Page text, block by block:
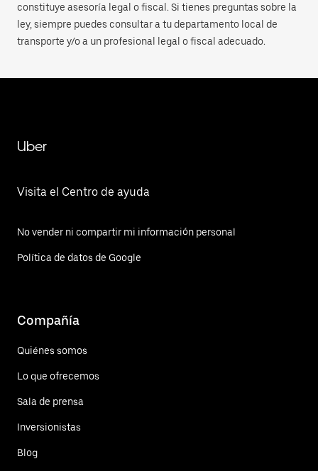
constituye asesoría legal o fiscal. Si tienes preguntas sobre la
ley, siempre puedes consultar a tu departamento local de
transporte y/o a un profesional legal o fiscal adecuado.
Uber
Visita el Centro de ayuda
No vender ni compartir mi información personal
Política de datos de Google
Compañía
Quiénes somos
Lo que ofrecemos
Sala de prensa
Inversionistas
Blog